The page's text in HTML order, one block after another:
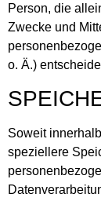
Person, die
Zwecke und
o. Ä.)
Soweit
speziellere